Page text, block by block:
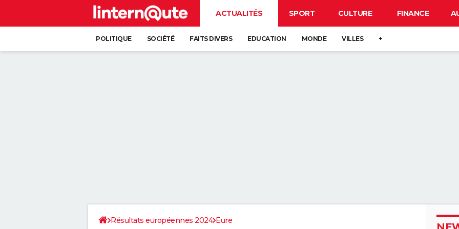
ACTUALITÉS SPORT CULTURE FINANCE
POLITIQUE SOCIÉTÉ FAITS DIVERS EDUCATION MONDE VILLES +
Résultats européennes 2024 Eure